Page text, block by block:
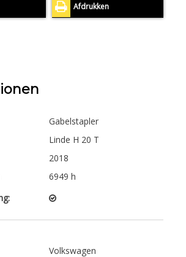
Afdrukken
Gabelstapler
Linde H 20 T
2018
6949 h
Volkswagen